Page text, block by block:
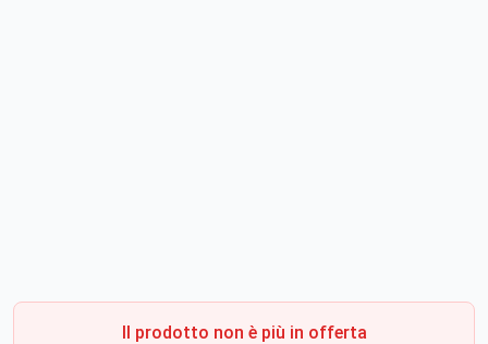
Il prodotto non è più in offerta